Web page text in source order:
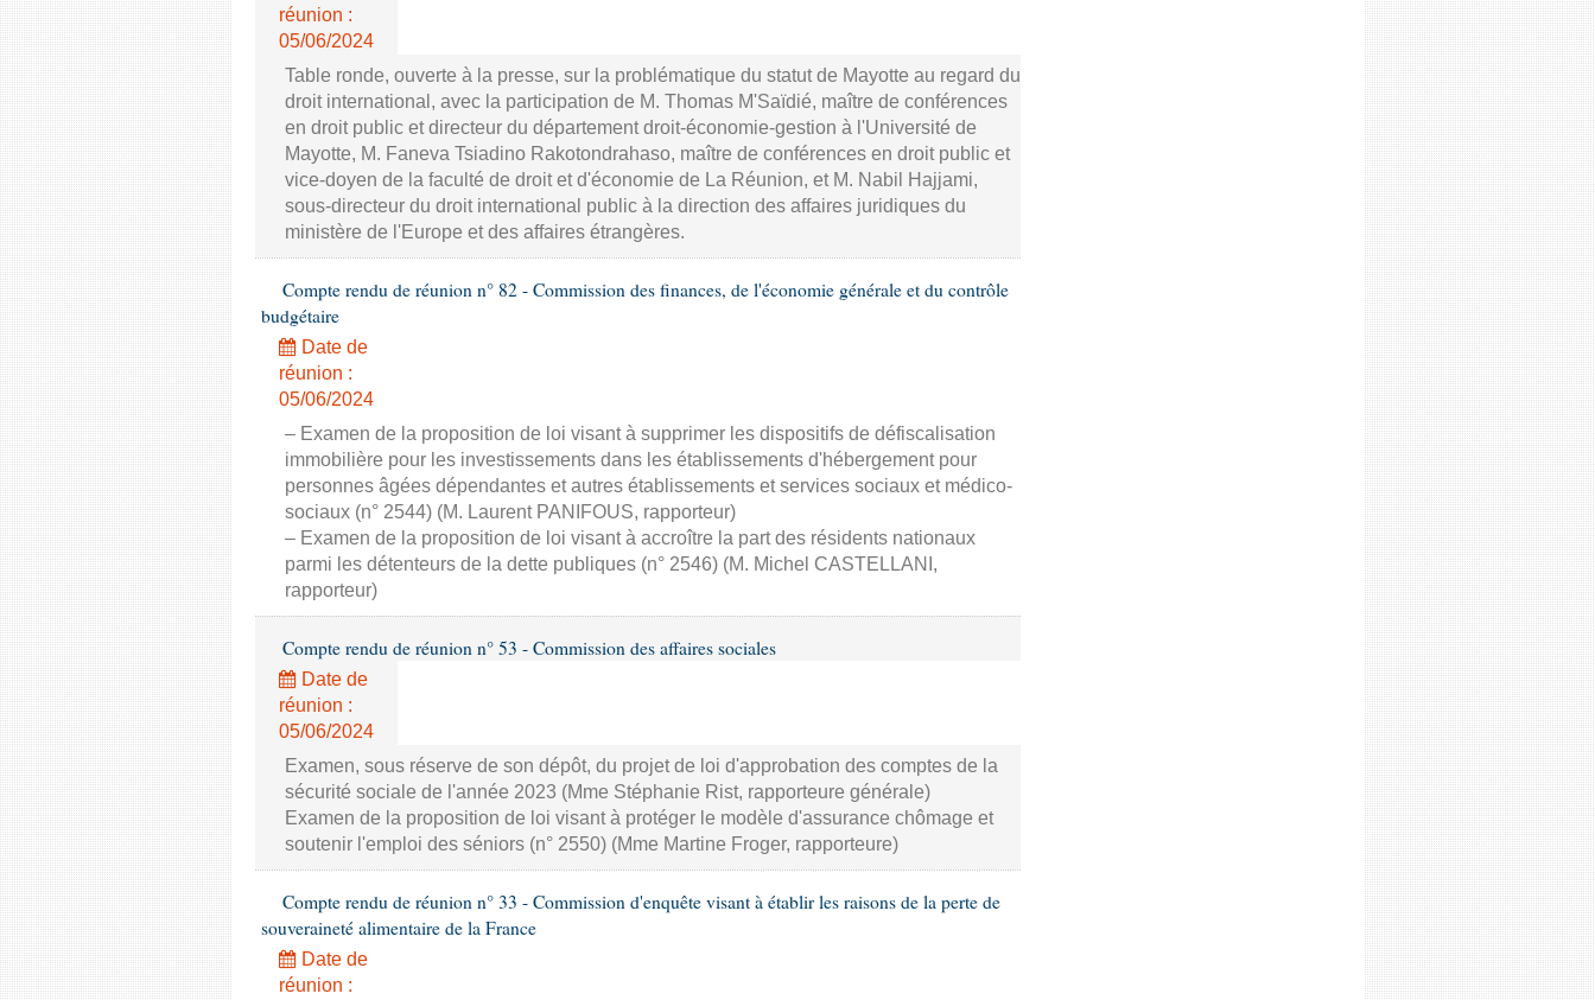
réunion :
05/06/2024
Table ronde, ouverte à la presse, sur la problématique du statut de Mayotte au regard du
droit international, avec la participation de M. Thomas M'Saïdié, maître de conférences
en droit public et directeur du département droit-économie-gestion à l'Université de
Mayotte, M. Faneva Tsiadino Rakotondrahaso, maître de conférences en droit public et
vice-doyen de la faculté de droit et d'économie de La Réunion, et M. Nabil Hajjami,
sous-directeur du droit international public à la direction des affaires juridiques du
ministère de l'Europe et des affaires étrangères.
Compte rendu de réunion n° 82 - Commission des finances, de l'économie générale et du contrôle
budgétaire
Date de
réunion :
05/06/2024
– Examen de la proposition de loi visant à supprimer les dispositifs de défiscalisation
immobilière pour les investissements dans les établissements d'hébergement pour
personnes âgées dépendantes et autres établissements et services sociaux et médico-
sociaux (n° 2544) (M. Laurent PANIFOUS, rapporteur)
– Examen de la proposition de loi visant à accroître la part des résidents nationaux
parmi les détenteurs de la dette publiques (n° 2546) (M. Michel CASTELLANI,
rapporteur)
Compte rendu de réunion n° 53 - Commission des affaires sociales
Date de
réunion :
05/06/2024
Examen, sous réserve de son dépôt, du projet de loi d'approbation des comptes de la
sécurité sociale de l'année 2023 (Mme Stéphanie Rist, rapporteure générale)
Examen de la proposition de loi visant à protéger le modèle d'assurance chômage et
soutenir l'emploi des séniors (n° 2550) (Mme Martine Froger, rapporteure)
Compte rendu de réunion n° 33 - Commission d'enquête visant à établir les raisons de la perte de
souveraineté alimentaire de la France
Date de
réunion :